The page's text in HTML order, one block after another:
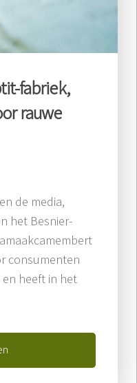
fabriek,
rauwe
de media,
het Besnier-
consumenten
en heeft in het